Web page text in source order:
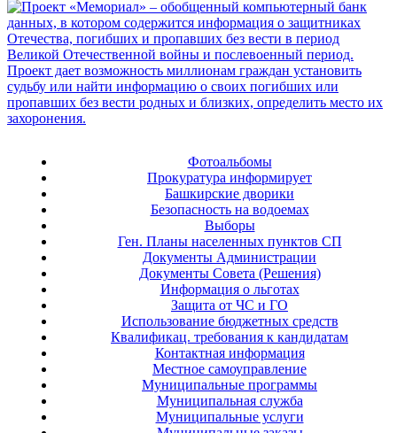
Фотоальбомы
Прокуратура информирует
Башкирские дворики
Безопасность на водоемах
Выборы
Ген. Планы населенных пунктов СП
Документы Администрации
Документы Совета (Решения)
Информация о льготах
Защита от ЧС и ГО
Использование бюджетных средств
Квалификац. требования к кандидатам
Контактная информация
Местное самоуправление
Муниципальные программы
Муниципальная служба
Муниципальные услуги